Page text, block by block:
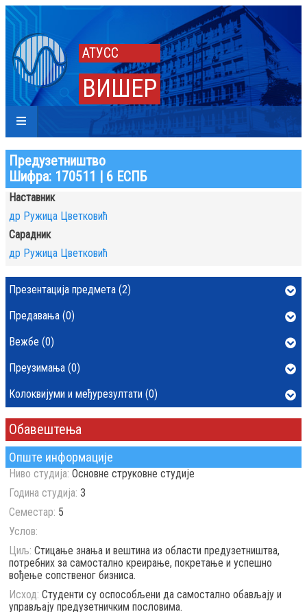
АТУСС
ВИШЕР
Предузетништво
Шифра: 170511 | 6 ЕСПБ
Опште информације
Ниво студија: Основне струковне студије
Година студија: 3
Семестар: 5
Услов:
Циљ: Стицање знања и вештина из области предузетништва,
потребних за самостално креирање, покретање и успешно
вођење сопственог бизниса.
Исход: Студенти су оспособљени да самостално обављају и
управљају предузетничким пословима.
Наставник
др Ружица Цветковић
Сарадник
др Ружица Цветковић
Презентација предмета (2)
Предавања (0)
Вежбе (0)
Преузимања (0)
Колоквијуми и међурезултати (0)
Обавештења